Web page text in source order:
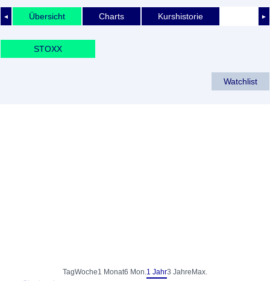
◄ ►
Übersicht Charts Kurshistorie
STOXX
Watchlist
TagWoche1 Monat6 Mon.1 Jahr3 Jahre Max.